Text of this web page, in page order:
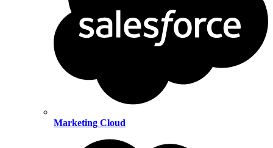
Marketing Cloud